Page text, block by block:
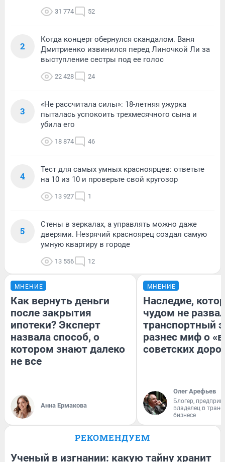
31 774 52
2
Когда концерт обернулся скандалом. Ваня
Дмитриенко извинился перед Линочкой Ли за
выступление сестры под ее голос
22 428 24
3
«Не рассчитала силы»: 18-летняя ужурка
пыталась успокоить трехмесячного сына и
убила его
18 874 46
4
Тест для самых умных красноярцев: ответьте
на 10 из 10 и проверьте свой кругозор
13 927 1
5
Стены в зеркалах, а управлять можно даже
дверями. Незрячий красноярец создал самую
умную квартиру в городе
13 556 12
МНЕНИЕ
Как вернуть деньги
после закрытия
ипотеки? Эксперт
назвала способ, о
котором знают далеко
не все
Анна Ермакова
МНЕНИЕ
Наследие,
чудом не
транспортный
разнес миф о
советских
Олег Арефьев
Блогер,
владелец в
бизнесе
РЕКОМЕНДУЕМ
Ученый в изгнании: какую тайну хранит